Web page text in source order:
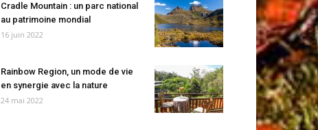
Cradle Mountain : un parc national
au patrimoine mondial
16 juin 2022
Rainbow Region, un mode de vie
en synergie avec la nature
24 mai 2022